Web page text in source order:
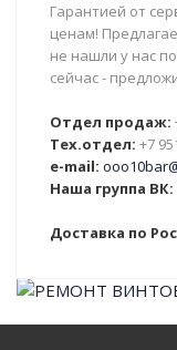
Гарантией от
ценам!
не нашли у нас
сейчас -
Отдел продаж:
Тех.отдел: +7
e-mail:
Наша группа ВК:
Доставка по